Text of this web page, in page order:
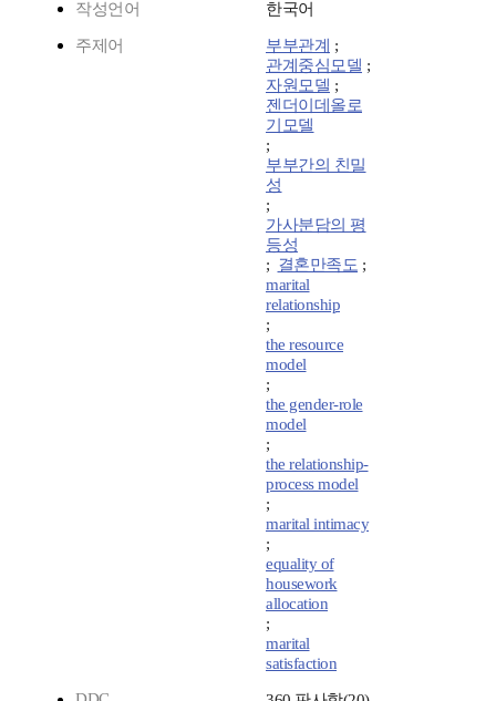
작성언어 한국어
주제어 부부관계 ;
관계중심모델 ;
자원모델 ;
젠더이데올로
기모델
;
부부간의 친밀
성
;
가사분담의 평
등성
; 결혼만족도 ;
marital
relationship
;
the resource
model
;
the gender-role
model
;
the relationship-
process model
;
marital intimacy
;
equality of
housework
allocation
;
marital
satisfaction